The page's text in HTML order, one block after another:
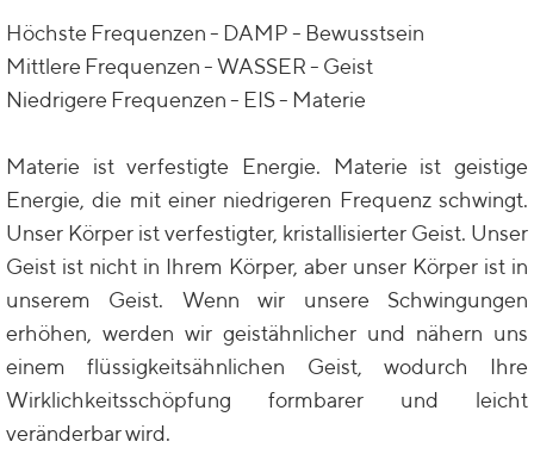
Höchste Frequenzen - DAMP - Bewusstsein
Mittlere Frequenzen - WASSER - Geist
Niedrigere Frequenzen - EIS - Materie
Materie ist verfestigte Energie. Materie ist geistige
Energie, die mit einer niedrigeren Frequenz schwingt.
Unser Körper ist verfestigter, kristallisierter Geist. Unser
Geist ist nicht in Ihrem Körper, aber unser Körper ist in
unserem Geist. Wenn wir unsere Schwingungen
erhöhen, werden wir geistähnlicher und nähern uns
einem flüssigkeitsähnlichen Geist, wodurch Ihre
Wirklichkeitsschöpfung formbarer und leicht
veränderbar wird.